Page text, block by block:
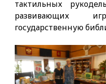
тактильных
развивающих
государственную